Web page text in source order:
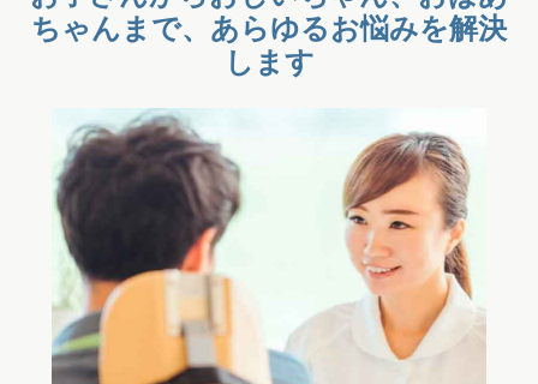
ちゃんまで、あらゆるお悩みを解決
します